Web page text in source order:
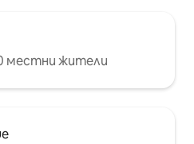
местни жители